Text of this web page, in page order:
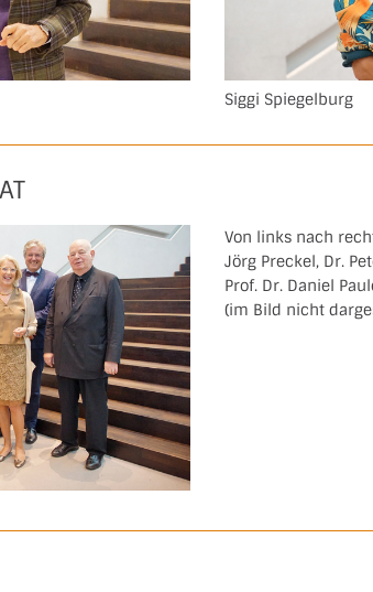
Siggi Spiegelburg
Von links nach
Jörg Preckel, Dr.
Prof. Dr. Daniel
(im Bild nicht